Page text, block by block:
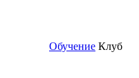
Обучение Клуб